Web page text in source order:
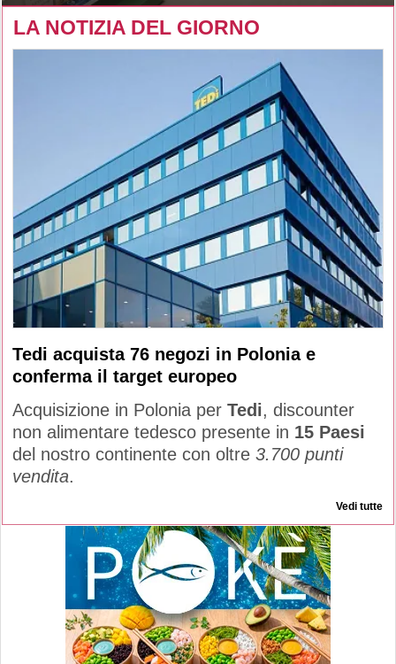
LA NOTIZIA DEL GIORNO
Tedi acquista 76 negozi in Polonia e
conferma il target europeo
Acquisizione in Polonia per Tedi, discounter
non alimentare tedesco presente in 15 Paesi
del nostro continente con oltre 3.700 punti
vendita.
Vedi tutte